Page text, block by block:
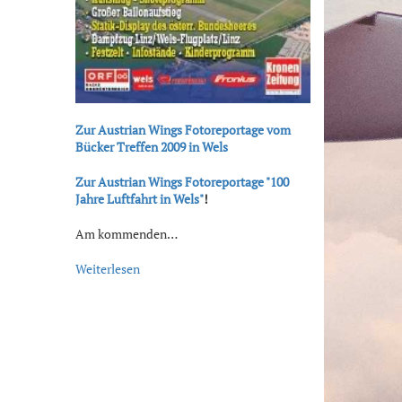
Zur Austrian Wings Fotoreportage vom
Bücker Treffen 2009 in Wels
Zur Austrian Wings Fotoreportage "100
Jahre Luftfahrt in Wels"!
Am kommenden…
Weiterlesen